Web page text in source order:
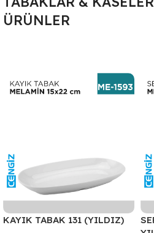
ÜRÜNLER
KAYIK TABAK 131 (YILDIZ)